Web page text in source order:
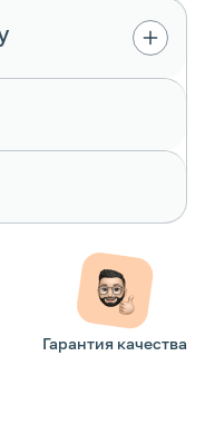
Гарантия качества